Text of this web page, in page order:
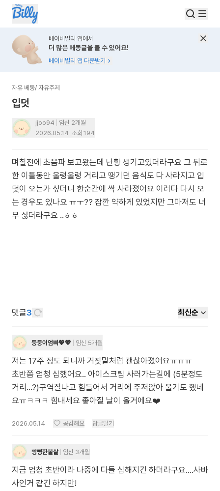
베이비빌리 앱에서
더 많은 베동글을 볼 수 있어요!
베이비빌리 앱 다운받기
자유 베동/ 자유주제
입덧
jjoo94
임신 2개월
2026.05.14 조회 194
며칠전에 초음파 보고왔는데 난황 생기고있더라구요 그 뒤로
한 이틀동안 울렁울렁 거리고 땡기던 음식도 다 사라지고 입
덧이 오는가 싶더니 한순간에 싹 사라졌어요 이러다 다시 오
는 경우도 있나요 ㅠㅜ?? 잠깐 약하게 있었지만 그마저도 너
무 싫더라구요 ..ㅎㅎ
댓글3 최신순
둥둥이엄빠💖💖 임신 5개월
저는 17주 정도 되니까 거짓말처럼 괜찮아졌어요ㅠㅠㅠ
초반쯤 엄청 심했어요.. 아이스크림 사러가는길에 (5분정도
거리…?)구역질나고 힘들어서 거리에 주저앉아 울기도 했네
요ㅠㅋㅋㅋ 힘내세요 좋아질 날이 올거에요❤️
2026.05.14 공감해요 답글달기
빵빵한볼살 임신 3개월
지금 엄청 초반이라 나중에 다들 심해지긴 하더라구요....사바
사인거 같긴 하지만!